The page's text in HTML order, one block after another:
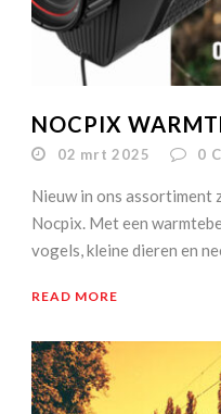
NOCPIX
02 mrt 2025 0
Nieuw in ons assortiment
Nocpix. Met een
vogels, kleine dieren en
READ MORE